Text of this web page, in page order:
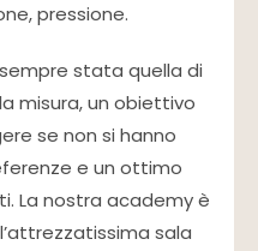
pressione.
stata quella di
misura, un obiettivo
se non si hanno
e un ottimo
La nostra academy è
sala